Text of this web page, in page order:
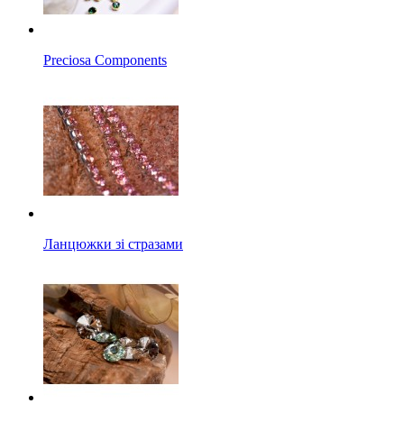
Preciosa Components
Ланцюжки зі стразами